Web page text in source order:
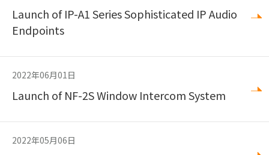
Launch of IP-A1 Series Sophisticated IP Audio
Endpoints
2022年06月01日
Launch of NF-2S Window Intercom System
2022年05月06日